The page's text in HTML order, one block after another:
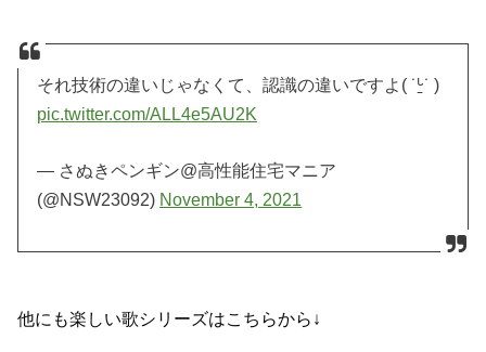
それ技術の違いじゃなくて、認識の違いですよ( ˙ᒡ̱˙ )
pic.twitter.com/ALL4e5AU2K
— さぬきペンギン@高性能住宅マニア
(@NSW23092) November 4, 2021
他にも楽しい歌シリーズはこちらから↓